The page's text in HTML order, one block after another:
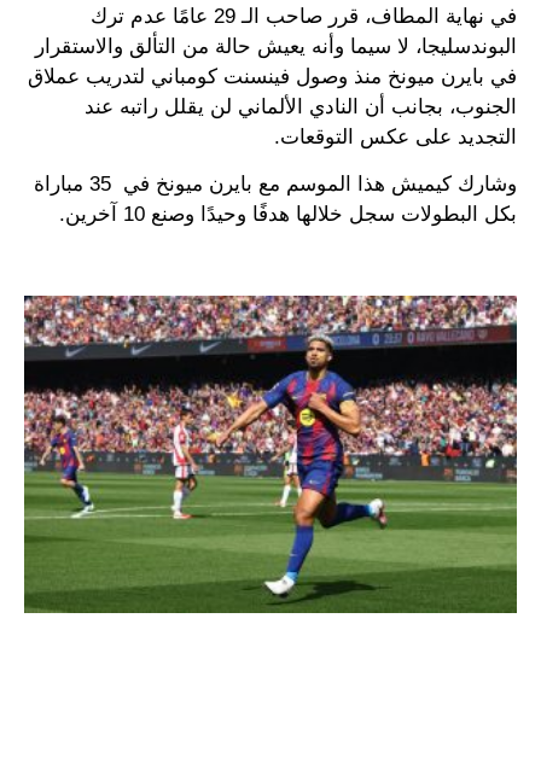
في نهاية المطاف، قرر صاحب الـ 29 عامًا عدم ترك
البوندسليجا، لا سيما وأنه يعيش حالة من التألق والاستقرار
في بايرن ميونخ منذ وصول فينسنت كومباني لتدريب عملاق
الجنوب، بجانب أن النادي الألماني لن يقلل راتبه عند
التجديد على عكس التوقعات.
وشارك كيميش هذا الموسم مع بايرن ميونخ في 35 مباراة
بكل البطولات سجل خلالها هدفًا وحيدًا وصنع 10 آخرين.